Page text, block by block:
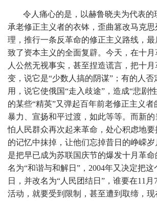
令人痛心的是，以赫鲁晓夫为代表的
承老修正主义者的衣钵，歪曲篡改马克
理，推行一条反革命的修正主义路线，
致了资本主义的全面复辟。今天，在十
人公然无视事实，甚至捏造谎言，把十
变，说它是“少数人搞的阴谋”；有的人
用，说它使俄国“走入歧途”，造成“悲剧
的某些“精英”又弹起百年前老修正主义者
暴力、宣扬和平过渡，如此等等。而新
怕人民群众再次起来革命，处心积虑地
的记忆中抹掉，让他们忘掉昔日的峥嵘
是把早已成为苏联国庆节的爆发十月革命
名为“和谐与和解日”，2004年又决定把这
日，并改名为“人民团结日”，谁要在11
活动，就要受到限制，甚至遭到取缔，